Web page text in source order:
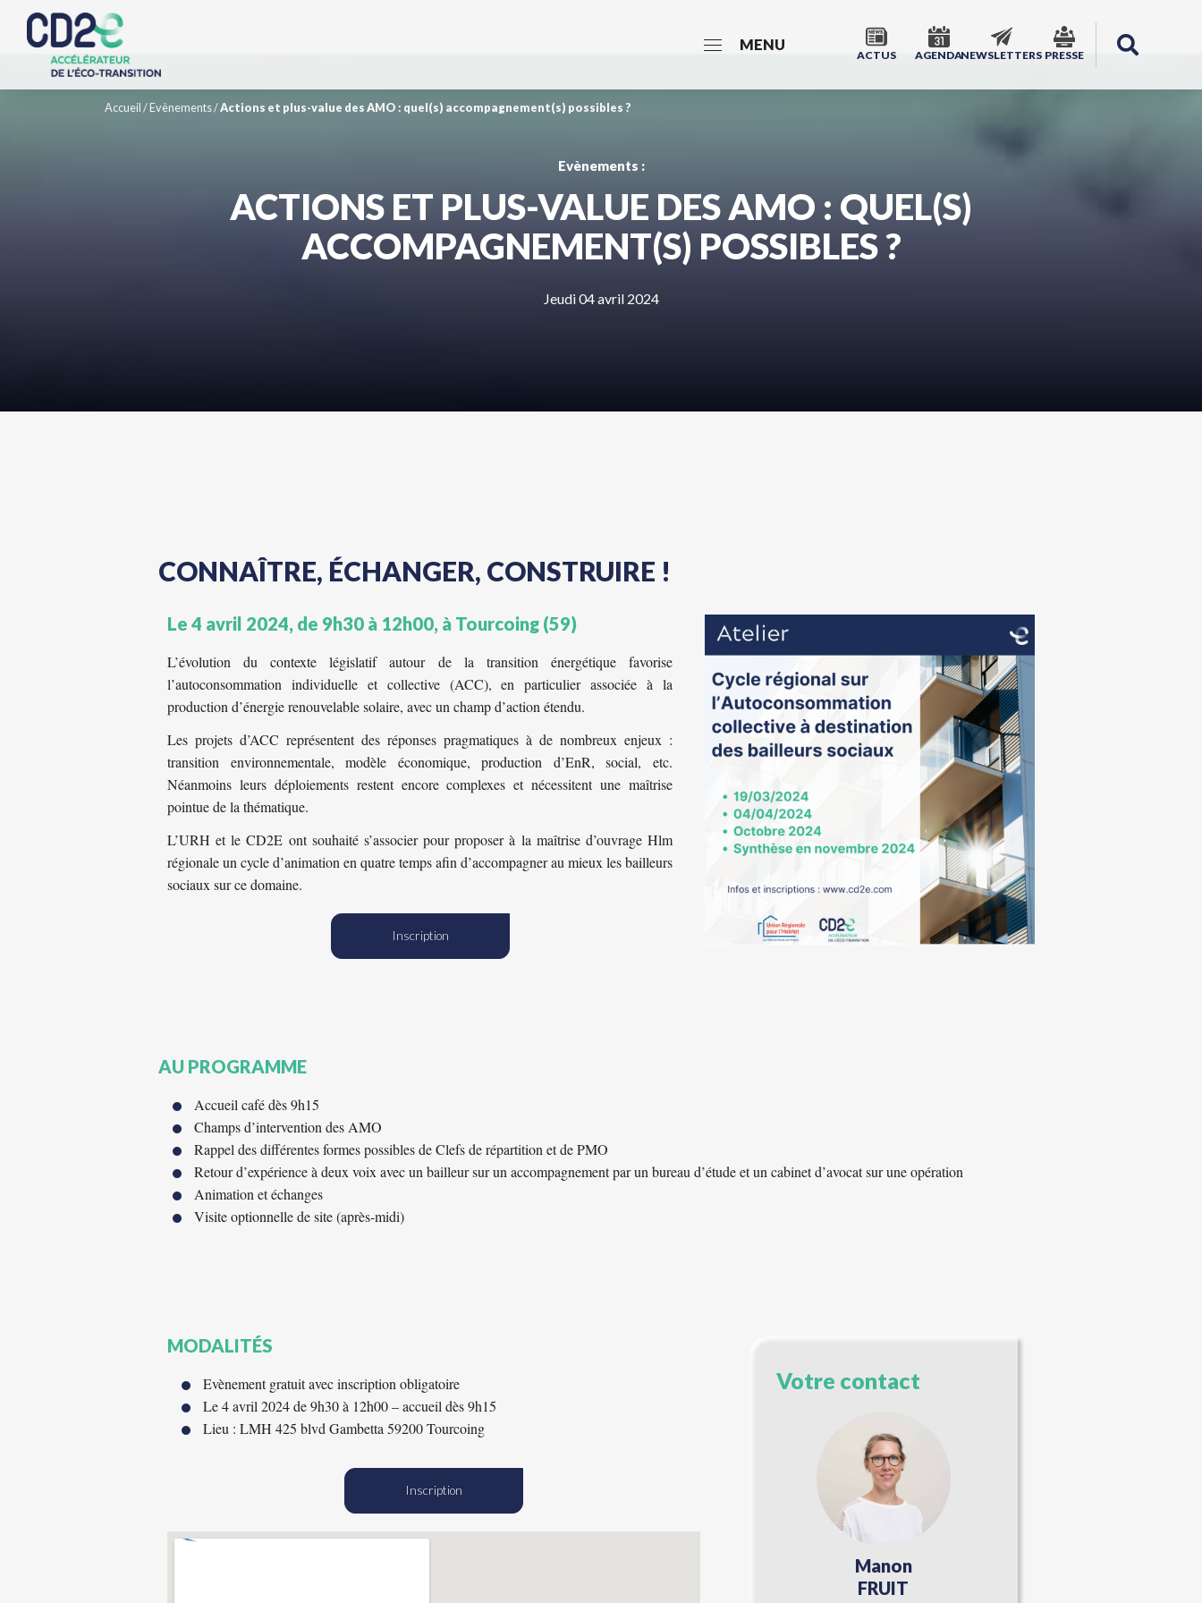
MENU
ACTUS AGENDANEWSLETTERS PRESSE
Accueil/Evènements/Actions et plus-value des AMO : quel(s) accompagnement(s) possibles ?
Evènements :
ACTIONS ET PLUS-VALUE DES AMO : QUEL(S)
ACCOMPAGNEMENT(S) POSSIBLES ?
Jeudi 04 avril 2024
CONNAÎTRE, ÉCHANGER, CONSTRUIRE !
Le 4 avril 2024, de 9h30 à 12h00, à Tourcoing (59)
L’évolution du contexte législatif autour de la transition énergétique favorise
l’autoconsommation individuelle et collective (ACC), en particulier associée à la
production d’énergie renouvelable solaire, avec un champ d’action étendu.
Les projets d’ACC représentent des réponses pragmatiques à de nombreux enjeux :
transition environnementale, modèle économique, production d’EnR, social, etc.
Néanmoins leurs déploiements restent encore complexes et nécessitent une maîtrise
pointue de la thématique.
L’URH et le CD2E ont souhaité s’associer pour proposer à la maîtrise d’ouvrage Hlm
régionale un cycle d’animation en quatre temps afin d’accompagner au mieux les bailleurs
sociaux sur ce domaine.
Inscription
AU PROGRAMME
Accueil café dès 9h15
Champs d’intervention des AMO
Rappel des différentes formes possibles de Clefs de répartition et de PMO
Retour d’expérience à deux voix avec un bailleur sur un accompagnement par un bureau d’étude et un cabinet d’avocat sur une opération
Animation et échanges
Visite optionnelle de site (après-midi)
MODALITÉS
Evènement gratuit avec inscription obligatoire
Le 4 avril 2024 de 9h30 à 12h00 – accueil dès 9h15
Lieu : LMH 425 blvd Gambetta 59200 Tourcoing
Inscription
Votre contact
Manon
FRUIT